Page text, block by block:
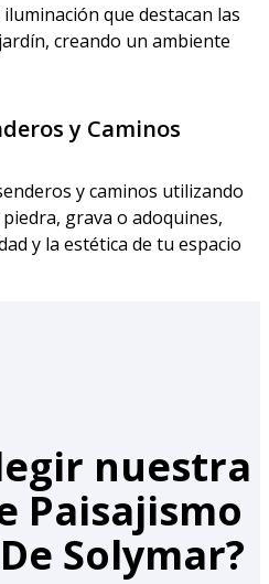
que destacan las
creando un ambiente
y Caminos
y caminos utilizando
grava o adoquines,
y la estética de tu espacio
nuestra
Paisajismo
Solymar?